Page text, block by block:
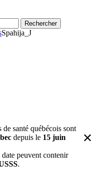
Rechercher
Spahija_J
santé québécois sont
depuis le 15 juin
date peuvent contenir
.
×